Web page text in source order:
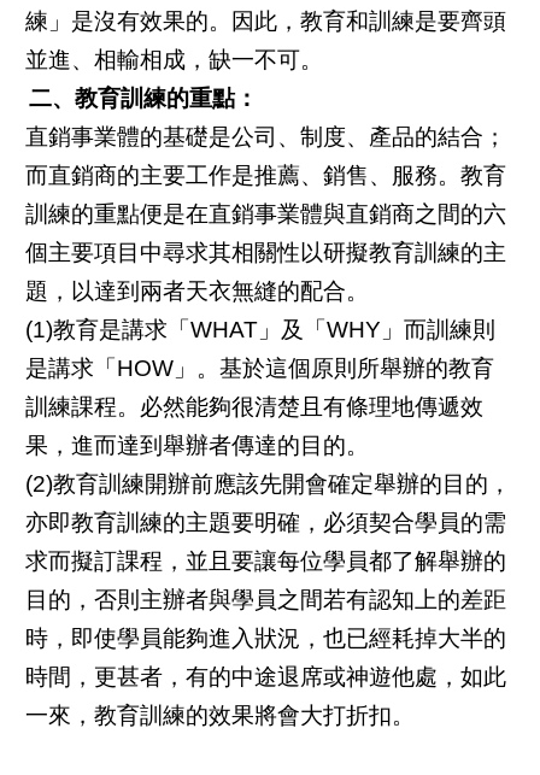
練」是沒有效果的。因此，教育和訓練是要齊頭
並進、相輸相成，缺一不可。
二、教育訓練的重點：
直銷事業體的基礎是公司、制度、產品的結合；
而直銷商的主要工作是推薦、銷售、服務。教育
訓練的重點便是在直銷事業體與直銷商之間的六
個主要項目中尋求其相關性以研擬教育訓練的主
題，以達到兩者天衣無縫的配合。
(1)教育是講求「WHAT」及「WHY」而訓練則
是講求「HOW」。基於這個原則所舉辦的教育
訓練課程。必然能夠很清楚且有條理地傳遞效
果，進而達到舉辦者傳達的目的。
(2)教育訓練開辦前應該先開會確定舉辦的目的，
亦即教育訓練的主題要明確，必須契合學員的需
求而擬訂課程，並且要讓每位學員都了解舉辦的
目的，否則主辦者與學員之間若有認知上的差距
時，即使學員能夠進入狀況，也已經耗掉大半的
時間，更甚者，有的中途退席或神遊他處，如此
一來，教育訓練的效果將會大打折扣。